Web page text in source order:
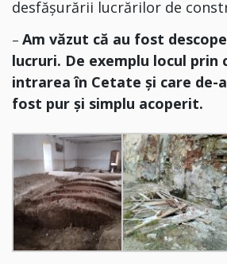
desfășurării lucrărilor de
– Am văzut că au fost
lucruri. De exemplu locul prin
intrarea în Cetate și care de-
fost pur și simplu acoperit.